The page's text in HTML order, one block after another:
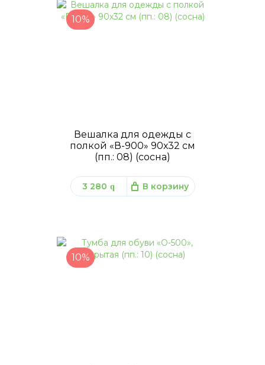
10%
Вешалка для одежды с
полкой «В-900» 90х32 см
(пп.: 08) (сосна)
3 280 q В корзину
10%